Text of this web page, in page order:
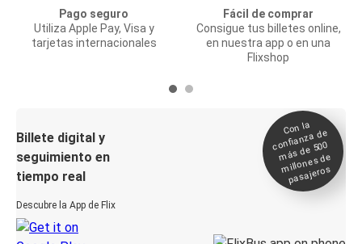
Pago seguro
Utiliza Apple Pay, Visa y
tarjetas internacionales
Fácil de comprar
Consigue tus billetes online,
en nuestra app o en una
Flixshop
Billete digital y
seguimiento en
tiempo real
Descubre la App de Flix
Con la
confianza de
más de 500
millones de
pasajeros